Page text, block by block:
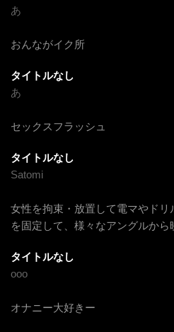
あ
おんながイク所
タイトルなし
あ
セックスフラッシュ
タイトルなし
Satomi
女性を拘束・放置して電マやドリ
を固定して、様々なアングルから
タイトルなし
ooo
オナニー大好きー